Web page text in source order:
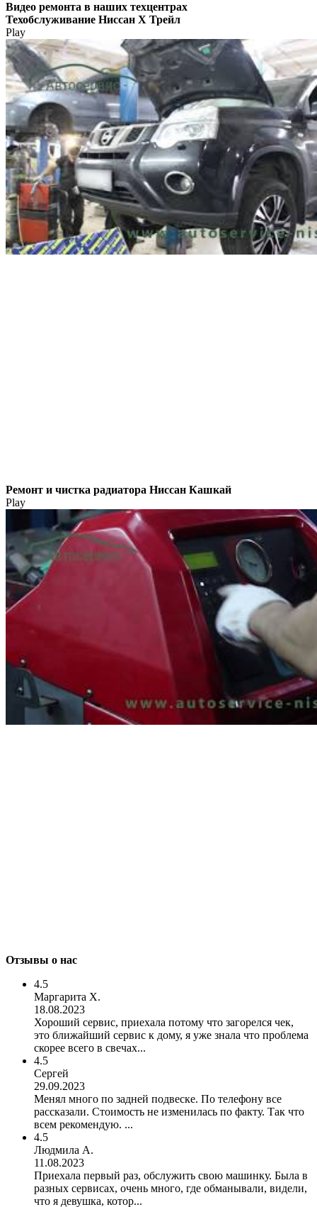
Видео ремонта в наших техцентрах
Техобслуживание Ниссан Х Трейл
Play
Ремонт и чистка радиатора Ниссан Кашкай
Play
Отзывы о нас
4.5
Маргарита Х.
18.08.2023
Хороший сервис, приехала потому что загорелся чек,
это ближайший сервис к дому, я уже знала что проблема
скорее всего в свечах...
4.5
Сергей
29.09.2023
Менял много по задней подвеске. По телефону все
рассказали. Стоимость не изменилась по факту. Так что
всем рекомендую. ...
4.5
Людмила А.
11.08.2023
Приехала первый раз, обслужить свою машинку. Была в
разных сервисах, очень много, где обманывали, видели,
что я девушка, котор...